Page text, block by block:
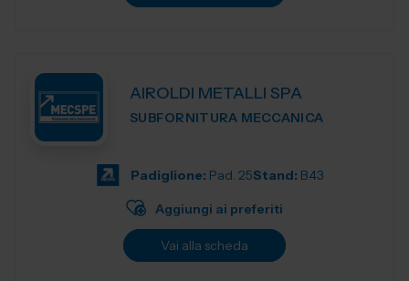
AIROLDI METALLI SPA
SUBFORNITURA MECCANICA
Padiglione: Pad. 25Stand: B43
Aggiungi ai preferiti
Vai alla scheda